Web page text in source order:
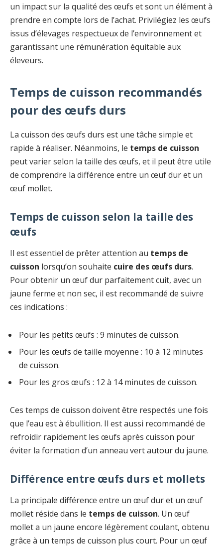
un impact sur la qualité des œufs et sont un élément à
prendre en compte lors de l’achat. Privilégiez les œufs
issus d’élevages respectueux de l’environnement et
garantissant une rémunération équitable aux
éleveurs.
Temps de cuisson recommandés
pour des œufs durs
La cuisson des œufs durs est une tâche simple et
rapide à réaliser. Néanmoins, le temps de cuisson
peut varier selon la taille des œufs, et il peut être utile
de comprendre la différence entre un œuf dur et un
œuf mollet.
Temps de cuisson selon la taille des
œufs
Il est essentiel de prêter attention au temps de
cuisson lorsqu’on souhaite cuire des œufs durs.
Pour obtenir un œuf dur parfaitement cuit, avec un
jaune ferme et non sec, il est recommandé de suivre
ces indications :
Pour les petits œufs : 9 minutes de cuisson.
Pour les œufs de taille moyenne : 10 à 12 minutes
de cuisson.
Pour les gros œufs : 12 à 14 minutes de cuisson.
Ces temps de cuisson doivent être respectés une fois
que l’eau est à ébullition. Il est aussi recommandé de
refroidir rapidement les œufs après cuisson pour
éviter la formation d’un anneau vert autour du jaune.
Différence entre œufs durs et mollets
La principale différence entre un œuf dur et un œuf
mollet réside dans le temps de cuisson. Un œuf
mollet a un jaune encore légèrement coulant, obtenu
grâce à un temps de cuisson plus court. Pour un œuf